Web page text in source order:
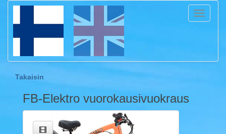
Toggle
Takaisin
FB-Elektro vuorokausivuokraus